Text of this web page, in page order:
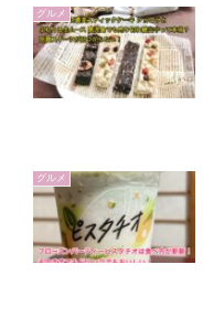
グルメ
グルメ